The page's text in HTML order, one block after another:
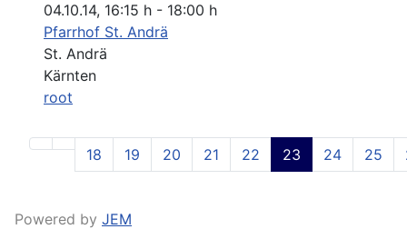
04.10.14, 16:15 h - 18:00 h
Pfarrhof St. Andrä
St. Andrä
Kärnten
root
18 19 20 21 22 23 24 25
Powered by JEM